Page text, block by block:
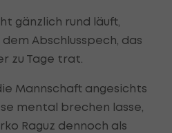
gänzlich rund läuft,
Abschlusspech, das
zu Tage trat.
Mannschaft angesichts
mental brechen lasse,
Raguz dennoch als